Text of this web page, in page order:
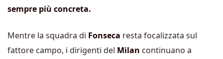
sempre più concreta.
Mentre la squadra di Fonseca resta focalizzata sul
fattore campo, i dirigenti del Milan continuano a